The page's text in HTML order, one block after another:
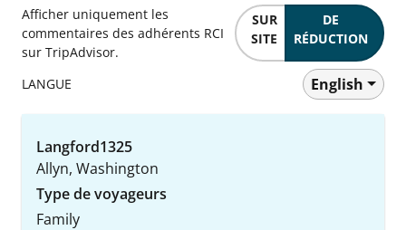
Afficher uniquement les
commentaires des adhérents RCI
sur TripAdvisor.
SUR
SITE
DE
RÉDUCTION
LANGUE English
Langford1325
Allyn, Washington
Type de voyageurs
Family